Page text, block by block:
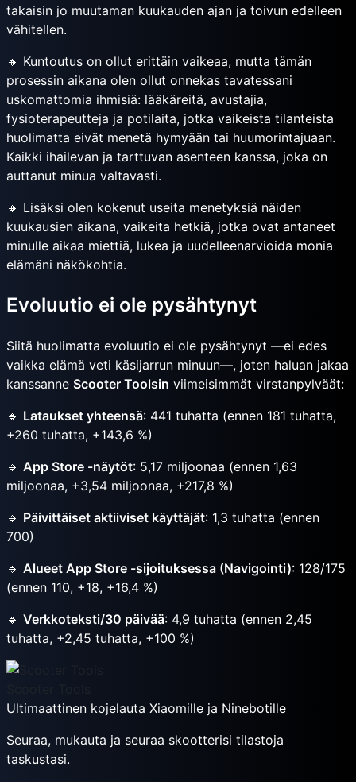
takaisin jo muutaman kuukauden ajan ja toivun edelleen
vähitellen.
🔸 Kuntoutus on ollut erittäin vaikeaa, mutta tämän
prosessin aikana olen ollut onnekas tavatessani
uskomattomia ihmisiä: lääkäreitä, avustajia,
fysioterapeutteja ja potilaita, jotka vaikeista tilanteista
huolimatta eivät menetä hymyään tai huumorintajuaan.
Kaikki ihailevan ja tarttuvan asenteen kanssa, joka on
auttanut minua valtavasti.
🔸 Lisäksi olen kokenut useita menetyksiä näiden
kuukausien aikana, vaikeita hetkiä, jotka ovat antaneet
minulle aikaa miettiä, lukea ja uudelleenarvioida monia
elämäni näkökohtia.
Evoluutio ei ole pysähtynyt
Siitä huolimatta evoluutio ei ole pysähtynyt —ei edes
vaikka elämä veti käsijarrun minuun—, joten haluan jakaa
kanssanne Scooter Toolsin viimeisimmät virstanpylväät:
🔹 Lataukset yhteensä: 441 tuhatta (ennen 181 tuhatta,
+260 tuhatta, +143,6 %)
🔹 App Store -näytöt: 5,17 miljoonaa (ennen 1,63
miljoonaa, +3,54 miljoonaa, +217,8 %)
🔹 Päivittäiset aktiiviset käyttäjät: 1,3 tuhatta (ennen
700)
🔹 Alueet App Store -sijoituksessa (Navigointi): 128/175
(ennen 110, +18, +16,4 %)
🔹 Verkkoteksti/30 päivää: 4,9 tuhatta (ennen 2,45
tuhatta, +2,45 tuhatta, +100 %)
Ultimaattinen kojelauta Xiaomille ja Ninebotille
Seuraa, mukauta ja seuraa skootterisi tilastoja
taskustasi.